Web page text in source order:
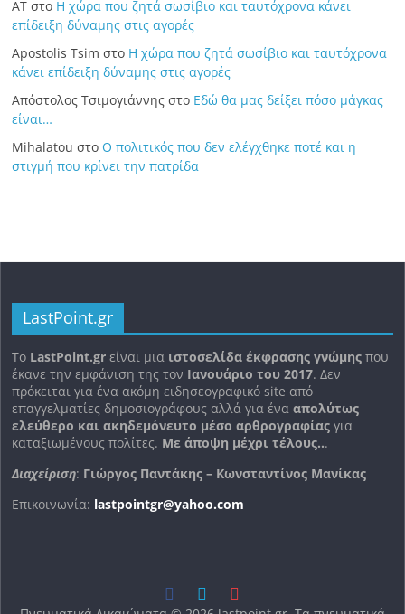
ΑΤ στο Η χώρα που ζητά σωσίβιο και ταυτόχρονα κάνει
επίδειξη δύναμης στις αγορές
Apostolis Tsim στο Η χώρα που ζητά σωσίβιο και ταυτόχρονα
κάνει επίδειξη δύναμης στις αγορές
Απόστολος Τσιμογιάννης στο Εδώ θα μας δείξει πόσο μάγκας
είναι…
Mihalatou στο Ο πολιτικός που δεν ελέγχθηκε ποτέ και η
στιγμή που κρίνει την πατρίδα
LastPoint.gr
To LastPoint.gr είναι μια ιστοσελίδα έκφρασης γνώμης που
έκανε την εμφάνιση της τον Ιανουάριο του 2017. Δεν
πρόκειται για ένα ακόμη ειδησεογραφικό site από
επαγγελματίες δημοσιογράφους αλλά για ένααπολύτως
ελεύθερο και ακηδεμόνευτο μέσο αρθρογραφίας για
καταξιωμένους πολίτες. Με άποψη μέχρι τέλους...
Διαχείριση: Γιώργος Παντάκης – Κωνσταντίνος Μανίκας
Επικοινωνία: lastpointgr@yahoo.com